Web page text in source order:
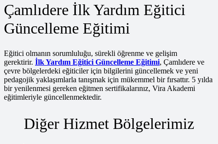
Çamlıdere İlk Yardım Eğitici
Güncelleme Eğitimi
Eğitici olmanın sorumluluğu, sürekli öğrenme ve gelişim
gerektirir. İlk Yardım Eğitici Güncelleme Eğitimi, Çamlıdere ve
çevre bölgelerdeki eğiticiler için bilgilerini güncellemek ve yeni
pedagojik yaklaşımlarla tanışmak için mükemmel bir fırsattır. 5 yılda
bir yenilenmesi gereken eğitmen sertifikalarınız, Vira Akademi
eğitimleriyle güncellenmektedir.
Diğer Hizmet Bölgelerimiz